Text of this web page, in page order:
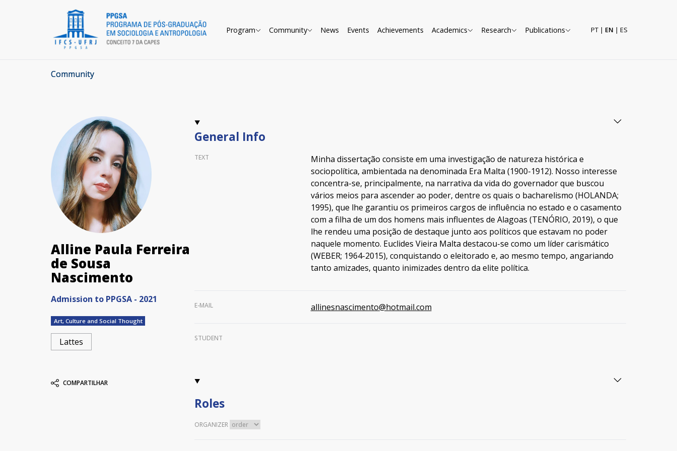
Program Community News Events Achievements Academics Research Publications PT| EN | ES
Community
Alline Paula Ferreira
de Sousa
Nascimento
Admission to PPGSA - 2021
Art, Culture and Social Thought
Lattes
COMPARTILHAR
General Info
TEXT
Minha dissertação consiste em uma investigação de natureza histórica e
sociopolítica, ambientada na denominada Era Malta (1900-1912). Nosso interesse
concentra-se, principalmente, na narrativa da vida do governador que buscou
vários meios para ascender ao poder, dentre os quais o bacharelismo (HOLANDA;
1995), que lhe garantiu os primeiros cargos de influência no estado e o casamento
com a filha de um dos homens mais influentes de Alagoas (TENÓRIO, 2019), o que
lhe rendeu uma posição de destaque junto aos políticos que estavam no poder
naquele momento. Euclides Vieira Malta destacou-se como um líder carismático
(WEBER; 1964-2015), conquistando o eleitorado e, ao mesmo tempo, angariando
tanto amizades, quanto inimizades dentro da elite política.
E-MAIL allinesnascimento@hotmail.com
STUDENT
Roles
ORGANIZER